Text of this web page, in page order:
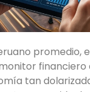
promedio,
tan